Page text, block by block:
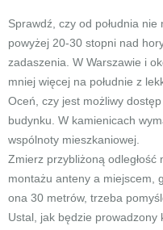
Sprawdź, czy od południa
powyżej 20-30 stopni nad
zadaszenia. W Warszawie i
mniej więcej na południe z
Oceń, czy jest możliwy
budynku. W kamienicach
wspólnoty mieszkaniowej.
Zmierz przybliżoną
montażu anteny a miejscem,
ona 30 metrów, trzeba
Ustal, jak będzie prowadzony